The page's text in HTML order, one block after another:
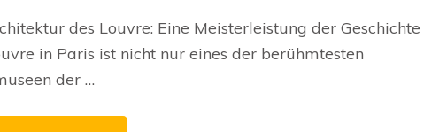
Ein
Architekturjuwel
die
des Louvre: Eine Meisterleistung der Geschichte
in Paris ist nicht nur eines der berühmtesten
der …